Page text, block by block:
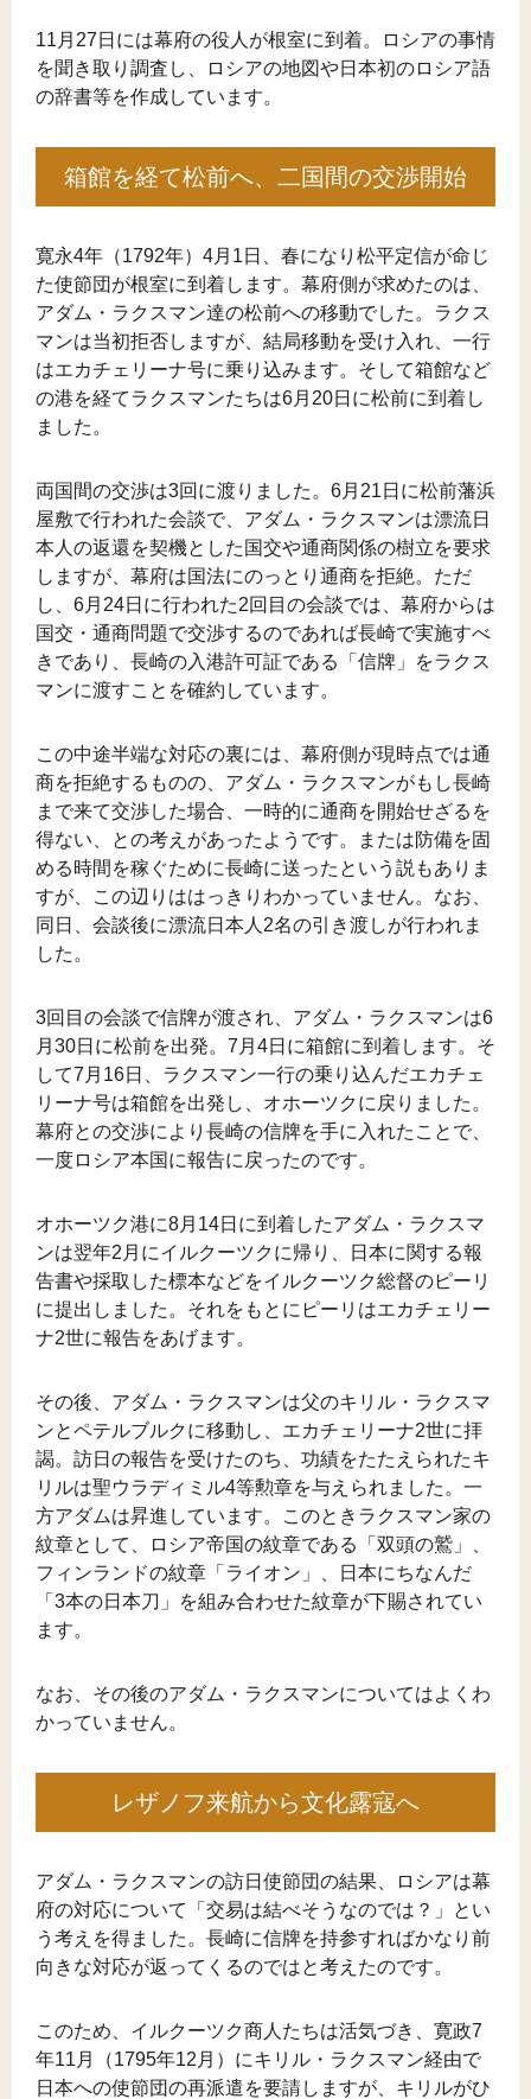
11月27日には幕府の役人が根室に到着。ロシアの事情
を聞き取り調査し、ロシアの地図や日本初のロシア語
の辞書等を作成しています。
箱館を経て松前へ、二国間の交渉開始
寛永4年（1792年）4月1日、春になり松平定信が命じ
た使節団が根室に到着します。幕府側が求めたのは、
アダム・ラクスマン達の松前への移動でした。ラクス
マンは当初拒否しますが、結局移動を受け入れ、一行
はエカチェリーナ号に乗り込みます。そして箱館など
の港を経てラクスマンたちは6月20日に松前に到着し
ました。
両国間の交渉は3回に渡りました。6月21日に松前藩浜
屋敷で行われた会談で、アダム・ラクスマンは漂流日
本人の返還を契機とした国交や通商関係の樹立を要求
しますが、幕府は国法にのっとり通商を拒絶。ただ
し、6月24日に行われた2回目の会談では、幕府からは
国交・通商問題で交渉するのであれば長崎で実施すべ
きであり、長崎の入港許可証である「信牌」をラクス
マンに渡すことを確約しています。
この中途半端な対応の裏には、幕府側が現時点では通
商を拒絶するものの、アダム・ラクスマンがもし長崎
まで来て交渉した場合、一時的に通商を開始せざるを
得ない、との考えがあったようです。または防備を固
める時間を稼ぐために長崎に送ったという説もありま
すが、この辺りははっきりわかっていません。なお、
同日、会談後に漂流日本人2名の引き渡しが行われま
した。
3回目の会談で信牌が渡され、アダム・ラクスマンは6
月30日に松前を出発。7月4日に箱館に到着します。そ
して7月16日、ラクスマン一行の乗り込んだエカチェ
リーナ号は箱館を出発し、オホーツクに戻りました。
幕府との交渉により長崎の信牌を手に入れたことで、
一度ロシア本国に報告に戻ったのです。
オホーツク港に8月14日に到着したアダム・ラクスマ
ンは翌年2月にイルクーツクに帰り、日本に関する報
告書や採取した標本などをイルクーツク総督のピーリ
に提出しました。それをもとにピーリはエカチェリー
ナ2世に報告をあげます。
その後、アダム・ラクスマンは父のキリル・ラクスマ
ンとペテルブルクに移動し、エカチェリーナ2世に拝
謁。訪日の報告を受けたのち、功績をたたえられたキ
リルは聖ウラディミル4等勲章を与えられました。一
方アダムは昇進しています。このときラクスマン家の
紋章として、ロシア帝国の紋章である「双頭の鷲」、
フィンランドの紋章「ライオン」、日本にちなんだ
「3本の日本刀」を組み合わせた紋章が下賜されてい
ます。
なお、その後のアダム・ラクスマンについてはよくわ
かっていません。
レザノフ来航から文化露寇へ
アダム・ラクスマンの訪日使節団の結果、ロシアは幕
府の対応について「交易は結べそうなのでは？」とい
う考えを得ました。長崎に信牌を持参すればかなり前
向きな対応が返ってくるのではと考えたのです。
このため、イルクーツク商人たちは活気づき、寛政7
年11月（1795年12月）にキリル・ラクスマン経由で
日本への使節団の再派遣を要請しますが、キリルがひ